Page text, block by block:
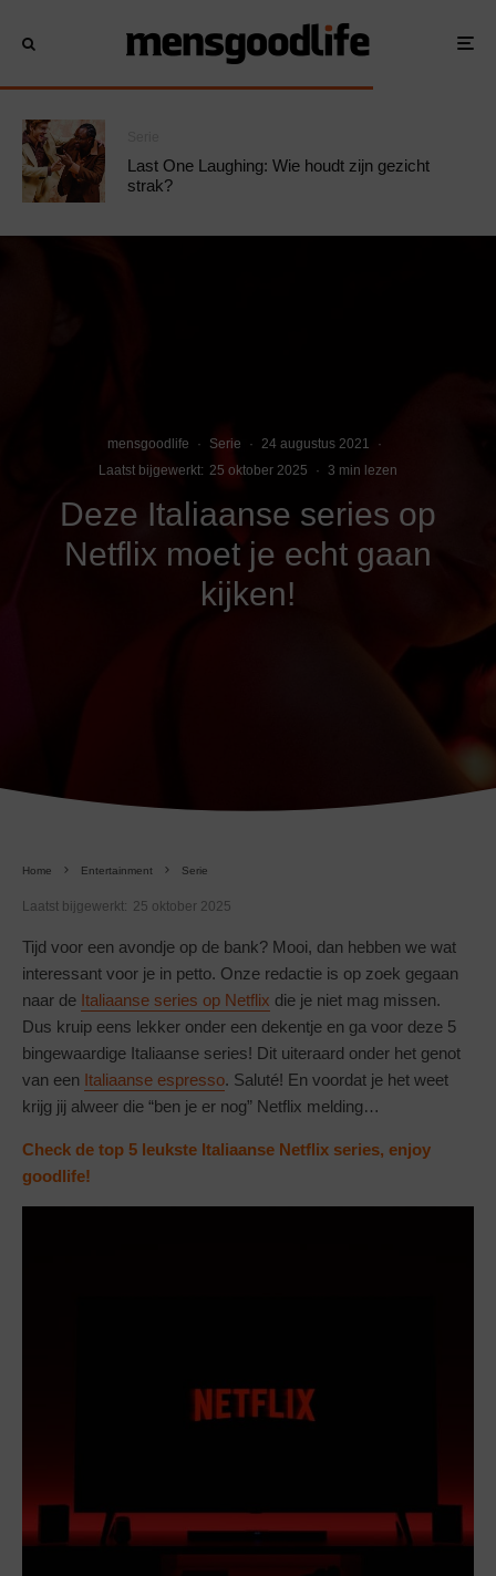
Last One Laughing: Wie houdt zijn gezicht
strak?
mensgoodlife · Serie · 24 augustus 2021
·
Laatst bijgewerkt: 25 oktober 2025 · 3 min lezen
Deze Italiaanse series op
Netflix moet je echt gaan
kijken!
Home Entertainment Serie
Laatst bijgewerkt: 25 oktober 2025
Tijd voor een avondje op de bank? Mooi, dan hebben we wat
interessant voor je in petto. Onze redactie is op zoek gegaan
naar de Italiaanse series op Netflix die je niet mag missen.
Dus kruip eens lekker onder een dekentje en ga voor deze 5
bingewaardige Italiaanse series! Dit uiteraard onder het genot
van een Italiaanse espresso. Saluté! En voordat je het weet
krijg jij alweer die “ben je er nog” Netflix melding…
Check de top 5 leukste Italiaanse Netflix series, enjoy
goodlife!